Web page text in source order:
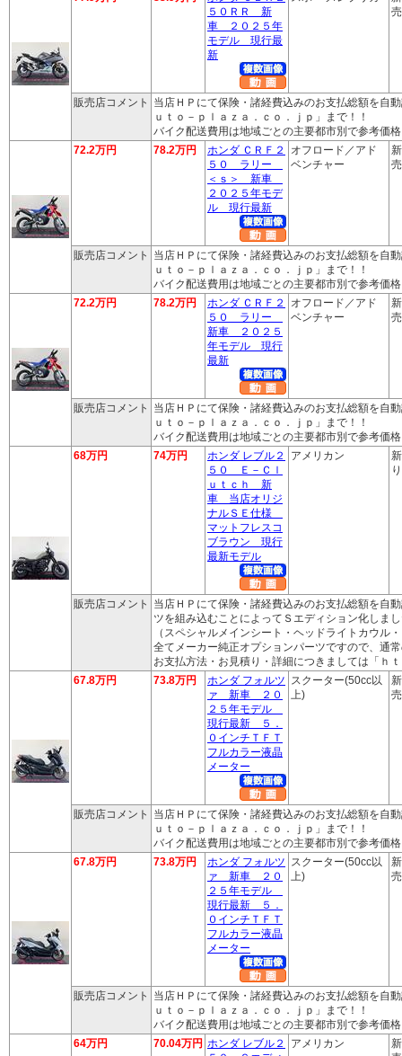
５０ＲＲ 新
車 ２０２５年
モデル 現行最
新
販売店コメント
当店ＨＰにて保険・諸経費込みのお支払総額を自
ｕｔｏ－ｐｌａｚａ．ｃｏ．ｊｐ」まで！！
バイク配送費用は地域ごとの主要都市別で参考価
72.2万円
78.2万円
ホンダ ＣＲＦ２
５０ ラリー
＜ｓ＞ 新車
２０２５年モデ
ル 現行最新
オフロード／アド
ベンチャー
販売店コメント
当店ＨＰにて保険・諸経費込みのお支払総額を自
ｕｔｏ－ｐｌａｚａ．ｃｏ．ｊｐ」まで！！
バイク配送費用は地域ごとの主要都市別で参考価
72.2万円
78.2万円
ホンダ ＣＲＦ２
５０ ラリー
新車 ２０２５
年モデル 現行
最新
オフロード／アド
ベンチャー
販売店コメント
当店ＨＰにて保険・諸経費込みのお支払総額を自
ｕｔｏ－ｐｌａｚａ．ｃｏ．ｊｐ」まで！！
バイク配送費用は地域ごとの主要都市別で参考価
68万円
74万円
ホンダ レブル２
５０ Ｅ－Ｃｌ
ｕｔｃｈ 新
車 当店オリジ
ナルＳＥ仕様
マットフレスコ
ブラウン 現行
最新モデル
アメリカン
販売店コメント
当店ＨＰにて保険・諸経費込みのお支払総額を自
ツを組み込むことによってＳエディション化しま
（スペシャルメインシート・ヘッドライトカウル
全てメーカー純正オプションパーツですので、通
お支払方法・お見積り・詳細につきましては「ｈ
67.8万円
73.8万円
ホンダ フォルツ
ァ 新車 ２０
２５年モデル
現行最新 ５．
０インチＴＦＴ
フルカラー液晶
メーター
スクーター(50cc以
上)
販売店コメント
当店ＨＰにて保険・諸経費込みのお支払総額を自
ｕｔｏ－ｐｌａｚａ．ｃｏ．ｊｐ」まで！！
バイク配送費用は地域ごとの主要都市別で参考価
67.8万円
73.8万円
ホンダ フォルツ
ァ 新車 ２０
２５年モデル
現行最新 ５．
０インチＴＦＴ
フルカラー液晶
メーター
スクーター(50cc以
上)
販売店コメント
当店ＨＰにて保険・諸経費込みのお支払総額を自
ｕｔｏ－ｐｌａｚａ．ｃｏ．ｊｐ」まで！！
バイク配送費用は地域ごとの主要都市別で参考価
64万円
70.04万円 ホンダ レブル２
アメリカン